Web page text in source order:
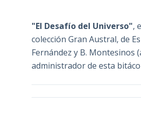
"El Desafío del Universo",
colección Gran Austral, de
Fernández y B. Montesinos
administrador de esta